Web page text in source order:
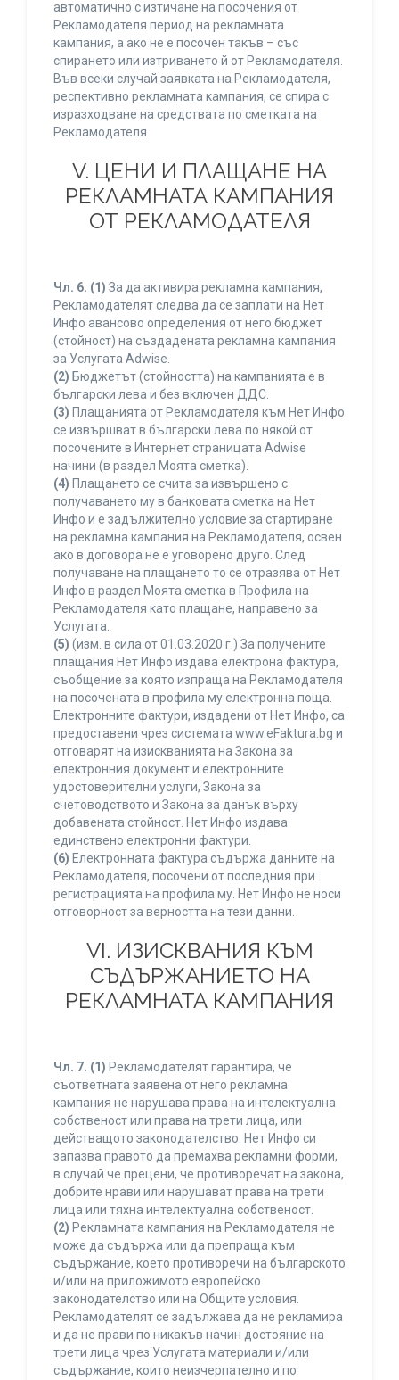
автоматично с изтичане на посочения от
Рекламодателя период на рекламната
кампания, а ако не е посочен такъв – със
спирането или изтриването й от Рекламодателя.
Във всеки случай заявката на Рекламодателя,
респективно рекламната кампания, се спира с
изразходване на средствата по сметката на
Рекламодателя.
V. ЦЕНИ И ПЛАЩАНЕ НА
РЕКЛАМНАТА КАМПАНИЯ
ОТ РЕКЛАМОДАТЕЛЯ
Чл. 6. (1) За да активира рекламна кампания,
Рекламодателят следва да се заплати на Нет
Инфо авансово определения от него бюджет
(стойност) на създадената рекламна кампания
за Услугата Adwise.
(2) Бюджетът (стойността) на кампанията е в
български лева и без включен ДДС.
(3) Плащанията от Рекламодателя към Нет Инфо
се извършват в български лева по някой от
посочените в Интернет страницата Adwise
начини (в раздел Моята сметка).
(4) Плащането се счита за извършено с
получаването му в банковата сметка на Нет
Инфо и е задължително условие за стартиране
на рекламна кампания на Рекламодателя, освен
ако в договора не е уговорено друго. След
получаване на плащането то се отразява от Нет
Инфо в раздел Моята сметка в Профила на
Рекламодателя като плащане, направено за
Услугата.
(5) (изм. в сила от 01.03.2020 г.) За получените
плащания Нет Инфо издава електрона фактура,
съобщение за която изпраща на Рекламодателя
на посочената в профила му електронна поща.
Електронните фактури, издадени от Нет Инфо, са
предоставени чрез системата www.eFaktura.bg и
отговарят на изискванията на Закона за
електронния документ и електронните
удостоверителни услуги, Закона за
счетоводството и Закона за данък върху
добавената стойност. Нет Инфо издава
единствено електронни фактури.
(6) Електронната фактура съдържа данните на
Рекламодателя, посочени от последния при
регистрацията на профила му. Нет Инфо не носи
отговорност за верността на тези данни.
VI. ИЗИСКВАНИЯ КЪМ
СЪДЪРЖАНИЕТО НА
РЕКЛАМНАТА КАМПАНИЯ
Чл. 7. (1) Рекламодателят гарантира, че
съответната заявена от него рекламна
кампания не нарушава права на интелектуална
собственост или права на трети лица, или
действащото законодателство. Нет Инфо си
запазва правото да премахва рекламни форми,
в случай че прецени, че противоречат на закона,
добрите нрави или нарушават права на трети
лица или тяхна интелектуална собственост.
(2) Рекламната кампания на Рекламодателя не
може да съдържа или да препраща към
съдържание, което противоречи на българското
и/или на приложимото европейско
законодателство или на Общите условия.
Рекламодателят се задължава да не рекламира
и да не прави по никакъв начин достояние на
трети лица чрез Услугата материали и/или
съдържание, които неизчерпателно и по